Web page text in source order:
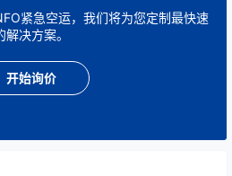
紧急空运，我们将为您定制最快速
解决方案。
开始询价